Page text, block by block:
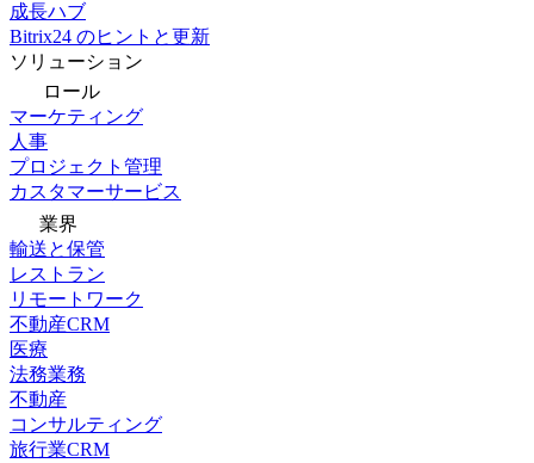
成長ハブ
Bitrix24 のヒントと更新
ソリューション
ロール
マーケティング
人事
プロジェクト管理
カスタマーサービス
業界
輸送と保管
レストラン
リモートワーク
不動産CRM
医療
法務業務
不動産
コンサルティング
旅行業CRM